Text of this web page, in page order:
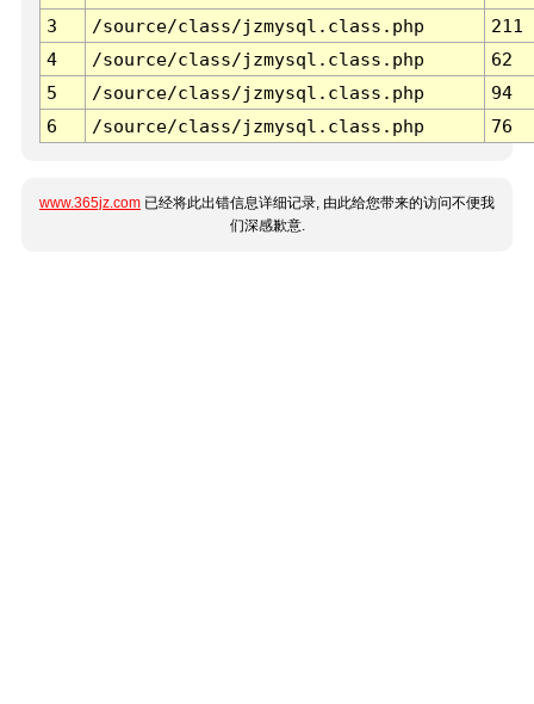
3 /source/class/jzmysql.class.php
211
4
/source/class/jzmysql.class.php
62
5
/source/class/jzmysql.class.php
94
6
/source/class/jzmysql.class.php 76
www.365jz.com 已经将此出错信息详细记录, 由此给您带来的访问不便我
们深感歉意.